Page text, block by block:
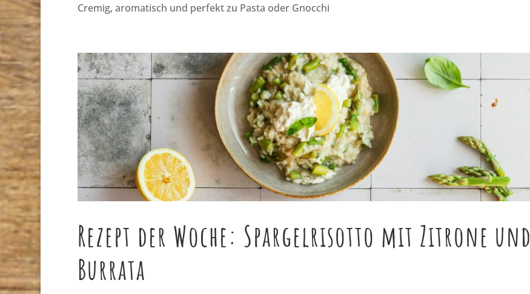
Cremig, aromatisch und perfekt zu Pasta oder Gnocchi
Rezept der Woche: Spargelrisotto mit Zitrone und
Burrata